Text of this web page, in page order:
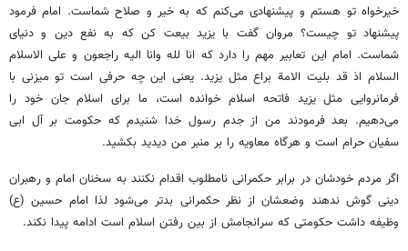
خیرخواه تو هستم و پیشنهادی می‌کنم که به خیر و صلاح شماست. امام فرمود
پیشنهاد تو چیست؟ مروان گفت با یزید بیعت کن که به نفع دین و دنیای
شماست. امام این تعابیر مهم را دارد که انا لله وانا الیه راجعون و علی الاسلام
السلام اذقد بلیت الامة براعمثل یزید. یعنی این چه حرفی است تو میزنی با
فرمانروایی مثل یزید فاتحه اسلام خوانده است، ما برای اسلام جان خود را
می‌دهیم. بعد فرمودند من ازجدم رسول خدا شنیدم که حکومت بر آل ابی
سفیان حرام است و هرگاه معاویه را بر منبر من دیدید بکشید.
اگر مردم خودشان در برابر حکمرانی نامطلوب اقدام نکنند به سخنان امام و رهبران
دینی گوش ندهند وضعشان از نظر حکمرانی بدتر می‌شود لذا امام حسین (ع)
وظیفه داشت حکومتی که سرانجامش از بین رفتن اسلام است ادامه پیدا نکند.